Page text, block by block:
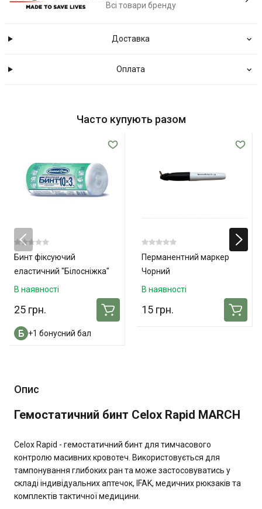
Всі товари бренду
Доставка
Оплата
Часто купують разом
Бинт фіксуючий
еластичний "Білосніжка"
10см x 3м
В наявності
25 грн.
+1 бонусний бал
Перманентний маркер
Чорний
В наявності
15 грн.
Опис
Гемостатичний бинт Celox Rapid MARCH
Celox Rapid - гемостатичний бинт для тимчасового
контролю масивних кровотеч. Використовується для
тампонування глибоких ран та може застосовуватись у
складі індивідуальних аптечок, IFAK, медичних рюкзаків та
комплектів тактичної медицини.